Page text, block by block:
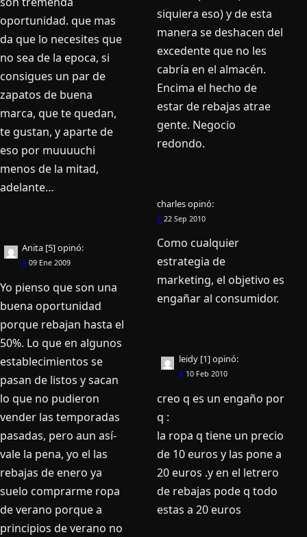
oportunidad. que mas
da que lo necesites que
no sea de la epoca, si
consigues un par de
zapatos de buena
marca, que te quedan,
te gustan, y aparte de
eso por muuuuchi
menos de la mitad,
adelante…
Anita [5]opinó:
# 09 Ene 2009
Yo pienso que son una
buena oportunidad
porque rebajan hasta el
50%. Lo que en algunos
establecimientos se
pasan de listos y sacan
lo que no pudieron
vender las temporadas
pasadas, pero aun así­
vale la pena, yo el las
rebajas de enero ya
suelo comprarme ropa
de verano porque a
principios de verano no
siquiera eso) y de esta
manera se deshacen del
excedente que no les
cabrí­a en el almacén.
Encima el hecho de
estar de rebajas atrae
gente. Negocio
redondo.
charlesopinó:
#22 Sep 2010
Como cualquier
estrategia de
marketing, el objetivo es
engañar al consumidor.
leidy [1]opinó:
#10 Feb 2010
creo q es un engaño por
q :
la ropa q tiene un precio
de 10 euros y las pone a
20 euros .y en el letrero
de rebajas pode q todo
estas a 20 euros